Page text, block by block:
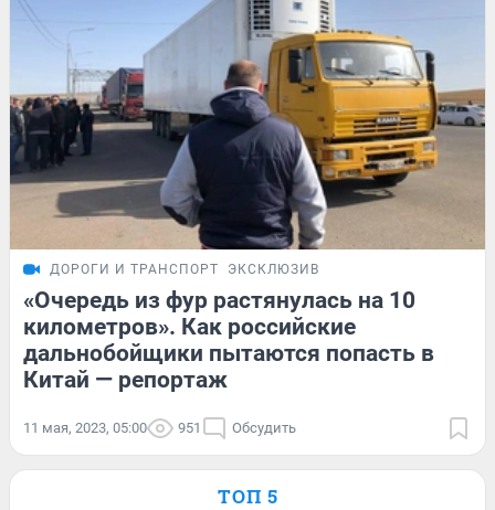
ДОРОГИ И ТРАНСПОРТ ЭКСКЛЮЗИВ
«Очередь из фур растянулась на 10
километров». Как российские
дальнобойщики пытаются попасть в
Китай — репортаж
11 мая, 2023, 05:00 951 Обсудить
ТОП 5